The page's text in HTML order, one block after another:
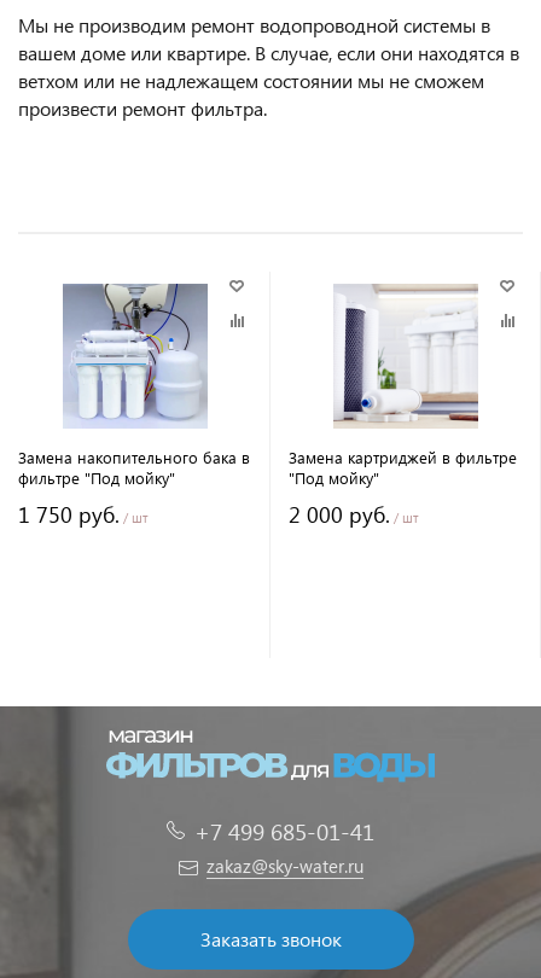
Мы не производим ремонт водопроводной системы в
вашем доме или квартире. В случае, если они находятся в
ветхом или не надлежащем состоянии мы не сможем
произвести ремонтфильтра.
Замена накопительного бака в
фильтре "Под мойку"
1 750 руб. / шт
Замена картриджей в фильтре
"Под мойку"
2 000 руб. / шт
+7 499 685-01-41
zakaz@sky-water.ru
Заказать звонок